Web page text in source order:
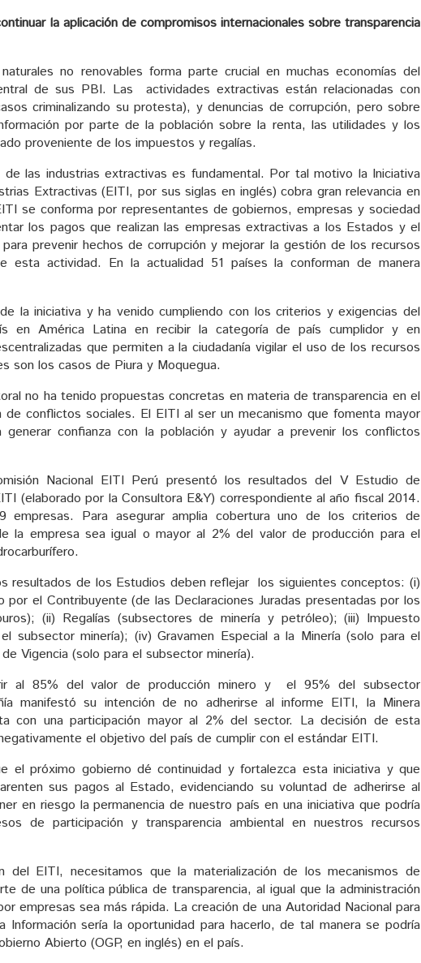
la aplicación de compromisos internacionales sobre transparencia
no renovables forma parte crucial en muchas economías del
de sus PBI. Las actividades extractivas están relacionadas con
criminalizando su protesta), y denuncias de corrupción, pero sobre
por parte de la población sobre la renta, las utilidades y los
proveniente de los impuestos y regalías.
de las industrias extractivas es fundamental. Por tal motivo la Iniciativa
Extractivas (EITI, por sus siglas en inglés) cobra gran relevancia en
se conforma por representantes de gobiernos, empresas y sociedad
los pagos que realizan las empresas extractivas a los Estados y el
prevenir hechos de corrupción y mejorar la gestión de los recursos
esta actividad. En la actualidad 51 países la conforman de manera
la iniciativa y ha venido cumpliendo con los criterios y exigencias del
en América Latina en recibir la categoría de país cumplidor y en
que permiten a la ciudadanía vigilar el uso de los recursos
son los casos de Piura y Moquegua.
no ha tenido propuestas concretas en materia de transparencia en el
conflictos sociales. El EITI al ser un mecanismo que fomenta mayor
generar confianza con la población y ayudar a prevenir los conflictos
Nacional EITI Perú presentó los resultados del V Estudio de
(elaborado por la Consultora E&Y) correspondiente al año fiscal 2014.
empresas. Para asegurar amplia cobertura uno de los criterios de
la empresa sea igual o mayor al 2% del valor de producción para el
resultados de los Estudios deben reflejar los siguientes conceptos: (i)
el Contribuyente (de las Declaraciones Juradas presentadas por los
(ii) Regalías (subsectores de minería y petróleo); (iii) Impuesto
subsector minería); (iv) Gravamen Especial a la Minería (solo para el
Vigencia (solo para el subsector minería).
al 85% del valor de producción minero y el 95% del subsector
manifestó su intención de no adherirse al informe EITI, la Minera
con una participación mayor al 2% del sector. La decisión de esta
el objetivo del país de cumplir con el estándar EITI.
el próximo gobierno dé continuidad y fortalezca esta iniciativa y que
sus pagos al Estado, evidenciando su voluntad de adherirse al
en riesgo la permanencia de nuestro país en una iniciativa que podría
de participación y transparencia ambiental en nuestros recursos
del EITI, necesitamos que la materialización de los mecanismos de
de una política pública de transparencia, al igual que la administración
empresas sea más rápida. La creación de una Autoridad Nacional para
Información sería la oportunidad para hacerlo, de tal manera se podría
Abierto (OGP, en inglés) en el país.